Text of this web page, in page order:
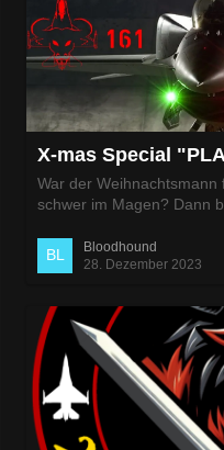
X-mas Special
War der
schwer im Magen? Dann
Bloodhound
28. Dezember 2023